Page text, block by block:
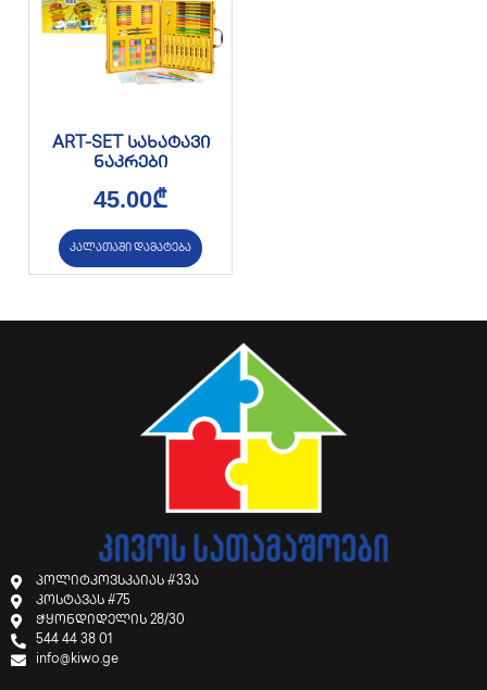
ART-SET სახატავი
ნაკრები
45.00₾
კალათაში დამატება
პოლიტკოვსკაიას #33ა
კოსტავას #75
ჭყონდიდელის 28/30
544 44 38 01
info@kiwo.ge